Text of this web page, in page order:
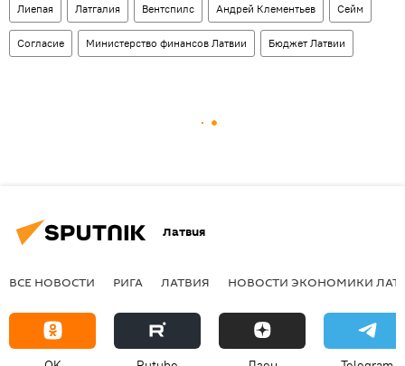
Лиепая Латгалия Вентспилс Андрей Клементьев Сейм
Согласие Министерство финансов Латвии Бюджет Латвии
Латвия
ВСЕ НОВОСТИ РИГА ЛАТВИЯ НОВОСТИ ЭКОНОМИКИ